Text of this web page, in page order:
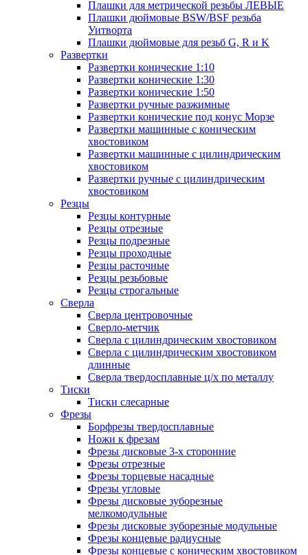
Плашки для метрической резьбы ЛЕВЫЕ
Плашки дюймовые BSW/BSF резьба
Уитворта
Плашки дюймовые для резьб G, R и K
Развертки
Развертки конические 1:10
Развертки конические 1:30
Развертки конические 1:50
Развертки ручные разжимные
Развертки конические под конус Морзе
Развертки машинные с коническим
хвостовиком
Развертки машинные с цилиндрическим
хвостовиком
Развертки ручные с цилиндрическим
хвостовиком
Резцы
Резцы контурные
Резцы отрезные
Резцы подрезные
Резцы проходные
Резцы расточные
Резцы резьбовые
Резцы строгальные
Сверла
Сверла центровочные
Сверло-метчик
Сверла с цилиндрическим хвостовиком
Сверла с цилиндрическим хвостовиком
длинные
Сверла твердосплавные ц/х по металлу
Тиски
Тиски слесарные
Фрезы
Борфрезы твердосплавные
Ножи к фрезам
Фрезы дисковые 3-х сторонние
Фрезы отрезные
Фрезы торцевые насадные
Фрезы угловые
Фрезы дисковые зуборезные
мелкомодульные
Фрезы дисковые зуборезные модульные
Фрезы концевые радиусные
Фрезы концевые с коническим хвостовиком